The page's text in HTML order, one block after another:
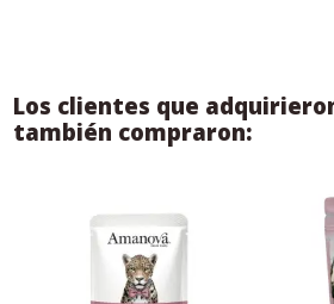
Los clientes que
también compraron: